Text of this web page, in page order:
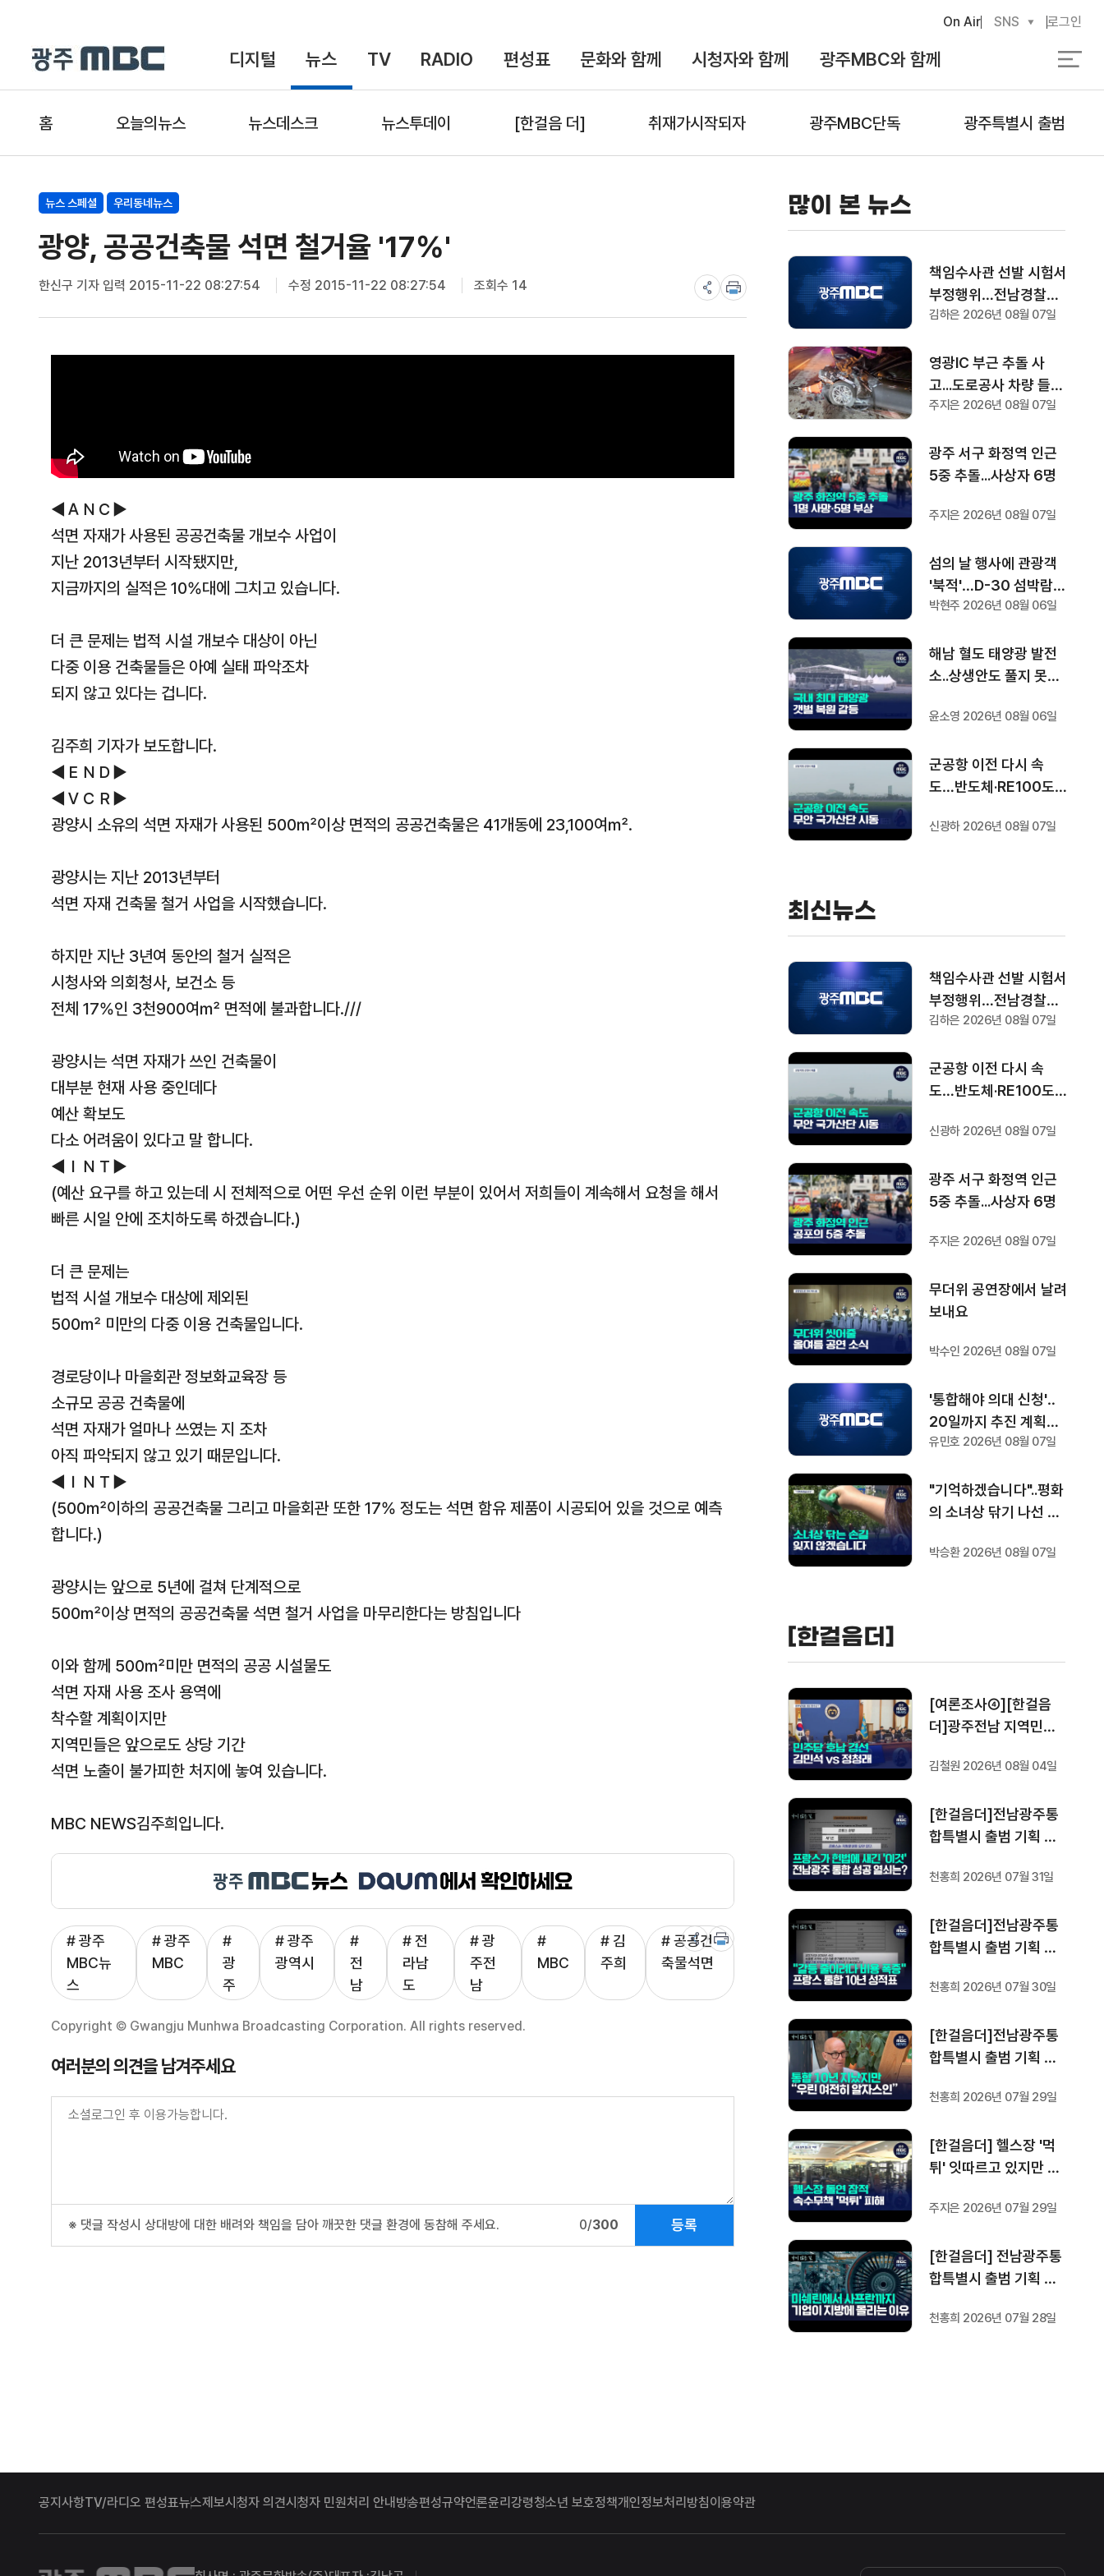
디지털 뉴스 TV RADIO 편성표 문화와 함께 시청자와 함께 광주MBC와 함께
On Air SNS 로그인
홈 오늘의뉴스 뉴스데스크 뉴스투데이 [한걸음 더] 취재가시작되자 광주MBC단독 광주특별시 출범
뉴스 스페셜 우리동네뉴스
광양, 공공건축물 석면 철거율 '17%'
한신구 기자입력 2015-11-22 08:27:54 수정 2015-11-22 08:27:54 조회수 14
◀ＡＮＣ▶
석면 자재가 사용된 공공건축물 개보수 사업이
지난 2013년부터 시작됐지만,
지금까지의 실적은 10%대에 그치고 있습니다.
더 큰 문제는 법적 시설 개보수 대상이 아닌
다중 이용 건축물들은 아예 실태 파악조차
되지 않고 있다는 겁니다.
김주희 기자가 보도합니다.
◀ＥＮＤ▶
◀ＶＣＲ▶
광양시 소유의 석면 자재가 사용된 500㎡이상 면적의 공공건축물은 41개동에 23,100여㎡.
광양시는 지난 2013년부터
석면 자재 건축물 철거 사업을 시작했습니다.
하지만 지난 3년여 동안의 철거 실적은
시청사와 의회청사, 보건소 등
전체 17%인 3천900여㎡ 면적에 불과합니다.///
광양시는 석면 자재가 쓰인 건축물이
대부분 현재 사용 중인데다
예산 확보도
다소 어려움이 있다고 말 합니다.
◀ＩＮＴ▶
(예산 요구를 하고 있는데 시 전체적으로 어떤 우선 순위 이런 부분이 있어서 저희들이 계속해서 요청을 해서
빠른 시일 안에 조치하도록 하겠습니다.)
더 큰 문제는
법적 시설 개보수 대상에 제외된
500㎡ 미만의 다중 이용 건축물입니다.
경로당이나 마을회관 정보화교육장 등
소규모 공공 건축물에
석면 자재가 얼마나 쓰였는 지 조차
아직 파악되지 않고 있기 때문입니다.
◀ＩＮＴ▶
(500㎡이하의 공공건축물 그리고 마을회관 또한 17% 정도는 석면 함유 제품이 시공되어 있을 것으로 예측
합니다.)
광양시는 앞으로 5년에 걸쳐 단계적으로
500㎡이상 면적의 공공건축물 석면 철거 사업을 마무리한다는 방침입니다
이와 함께 500㎡미만 면적의 공공 시설물도
석면 자재 사용 조사 용역에
착수할 계획이지만
지역민들은 앞으로도 상당 기간
석면 노출이 불가피한 처지에 놓여 있습니다.
MBC NEWS김주희입니다.
# 광주
MBC뉴
스
# 광주
MBC
#
광
주
# 광주
광역시
#
전
남
# 전
라남
도
# 광
주전
남
#
MBC
# 김
주희
# 공공건
축물석면
Copyright © Gwangju Munhwa Broadcasting Corporation. All rights reserved.
여러분의 의견을 남겨주세요
※ 댓글 작성시 상대방에 대한 배려와 책임을 담아 깨끗한 댓글 환경에 동참해 주세요. 0/300 등록
많이 본 뉴스
책임수사관 선발 시험서
부정행위…전남경찰청
"감찰 착수"
김하은 2026년 08월 07일
영광IC 부근 추돌 사
고...도로공사 차량 들이
받아 1명 부상
주지은 2026년 08월 07일
광주 서구 화정역 인근
5중 추돌...사상자 6명
주지은 2026년 08월 07일
섬의 날 행사에 관광객
'북적'…D-30 섬박람회
기대감도
박현주 2026년 08월 06일
해남 혈도 태양광 발전
소..상생안도 풀지 못한
윤소영 2026년 08월 06일
군공항 이전 다시 속
도…반도체·RE100도
신광하 2026년 08월 07일
최신뉴스
책임수사관 선발 시험서
부정행위…전남경찰청
"감찰 착수"
김하은 2026년 08월 07일
군공항 이전 다시 속
도…반도체·RE100도
신광하 2026년 08월 07일
광주 서구 화정역 인근
5중 추돌...사상자 6명
주지은 2026년 08월 07일
무더위 공연장에서 날려
보내요
박수인 2026년 08월 07일
'통합해야 의대 신청'‥
20일까지 추진 계획서
요청
유민호 2026년 08월 07일
"기억하겠습니다"..평화
의 소녀상 닦기 나선 학
박승환 2026년 08월 07일
[한걸음더]
[여론조사④][한걸음
더]광주전남 지역민들
할까.. 변수는?
김철원 2026년 08월 04일
[한걸음더]전남광주통
합특별시 출범 기획 보
프랑스 헌법에 새긴 '지
성공 조건은?
천홍희 2026년 07월 31일
[한걸음더]전남광주통
합특별시 출범 기획 보
프랑스 지역 통합 10년
천홍희 2026년 07월 30일
[한걸음더]전남광주통
합특별시 출범 기획 보
프랑스 통합 10년 지났
자스인"
천홍희 2026년 07월 29일
[한걸음더] 헬스장 '먹
튀' 잇따르고 있지만 …
주지은 2026년 07월 29일
[한걸음더] 전남광주통
합특별시 출범 기획 보
지방이 주도한 투자..'유
천홍희 2026년 07월 28일
공지사항TV/라디오 편성표뉴스제보시청자 의견시청자 민원처리 안내 방송편성규약언론윤리강령청소년 보호정책개인정보처리방침이용약관